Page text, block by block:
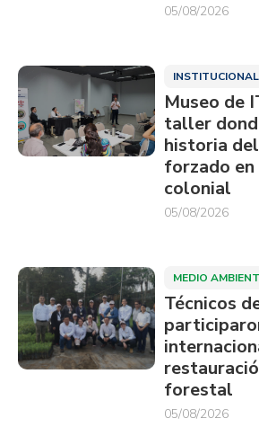
05/08/2026
INSTITUCIONAL
Museo de
taller
historia
forzado
colonial
05/08/2026
MEDIO
Técnicos
forestal
05/08/2026